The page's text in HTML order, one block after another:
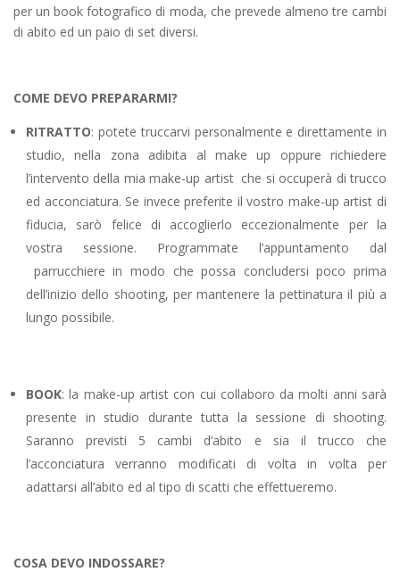
per un book fotografico di moda, che prevede almeno tre cambi
di abito ed un paio di set diversi.
COME DEVO PREPARARMI?
RITRATTO: potete truccarvi personalmente e direttamente in
studio, nella zona adibita al make up oppure richiedere
l’intervento della mia make-up artist che si occuperà di trucco
ed acconciatura. Se invece preferite il vostro make-up artist di
fiducia, sarò felice di accoglierlo eccezionalmente per la
vostra sessione. Programmate l’appuntamento dal
parrucchiere in modo che possa concludersi poco prima
dell’inizio dello shooting, per mantenere la pettinatura il più a
lungo possibile.
BOOK: la make-up artist con cui collaboro da molti anni sarà
presente in studio durante tutta la sessione di shooting.
Saranno previsti 5 cambi d’abito e sia il trucco che
l’acconciatura verranno modificati di volta in volta per
adattarsi all’abito ed al tipo di scatti che effettueremo.
COSA DEVO INDOSSARE?